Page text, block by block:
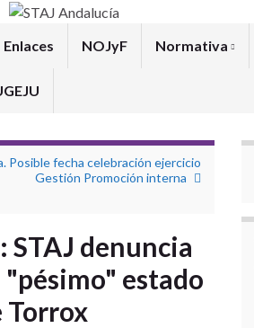
Enlaces NOJyF Normativa
Posible fecha celebración ejercicio
Gestión Promoción interna
STAJ denuncia
"pésimo" estado
Torrox